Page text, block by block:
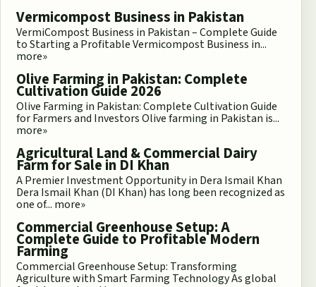
Vermicompost Business in Pakistan
VermiCompost Business in Pakistan – Complete Guide
to Starting a Profitable Vermicompost Business in...
more»
Olive Farming in Pakistan: Complete
Cultivation Guide 2026
Olive Farming in Pakistan: Complete Cultivation Guide
for Farmers and Investors Olive farming in Pakistan is...
more»
Agricultural Land & Commercial Dairy
Farm for Sale in DI Khan
A Premier Investment Opportunity in Dera Ismail Khan
Dera Ismail Khan (DI Khan) has long been recognized as
one of... more»
Commercial Greenhouse Setup: A
Complete Guide to Profitable Modern
Farming
Commercial Greenhouse Setup: Transforming
Agriculture with Smart Farming Technology As global